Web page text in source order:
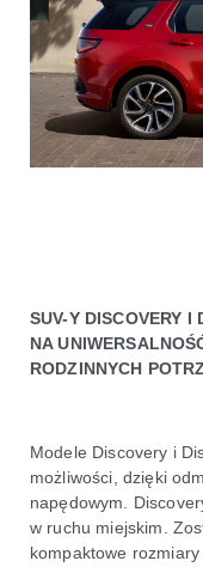
SUV-Y DISCOVERY I
NA
RODZINNYCH
Modele Discovery i
możliwości, dzięki
napędowym.
w ruchu miejskim.
kompaktowe